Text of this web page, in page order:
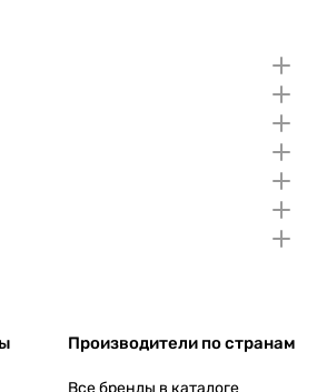
Производители по странам
Все бренды в каталоге